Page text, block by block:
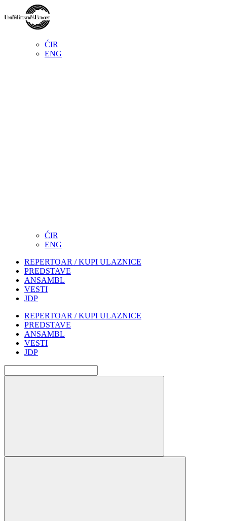
ĆIR
ENG
ĆIR
ENG
REPERTOAR / KUPI ULAZNICE
PREDSTAVE
ANSAMBL
VESTI
JDP
REPERTOAR / KUPI ULAZNICE
PREDSTAVE
ANSAMBL
VESTI
JDP